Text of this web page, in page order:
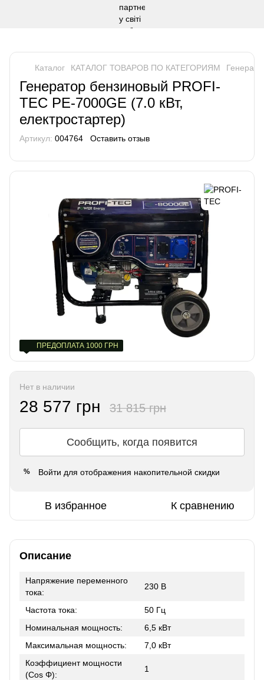
Каталог КАТАЛОГ ТОВАРОВ ПО КАТЕГОРИЯМ
Генератор бензиновый PROFI-
TEC PE-7000GE (7.0 кВт,
електростартер)
Артикул: 004764 Оставить отзыв
ПРЕДОПЛАТА 1000 ГРН
Нет в наличии
28 577 грн 31 815 грн
Сообщить, когда появится
% Войти для отображения накопительной скидки
В избранное К сравнению
Описание
Напряжение переменного
тока:
230 В
Частота тока:
50 Гц
Номинальная мощность:
6,5 кВт
Максимальная мощность:
7,0 кВт
Коэффициент мощности
(Cos Φ):
1